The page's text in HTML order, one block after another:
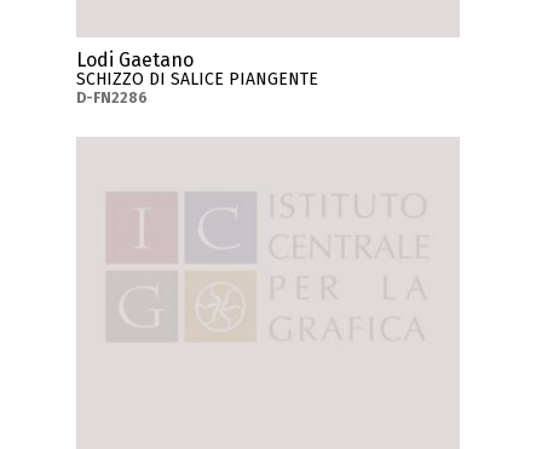
Lodi Gaetano
SCHIZZO DI SALICE PIANGENTE
D-FN2286